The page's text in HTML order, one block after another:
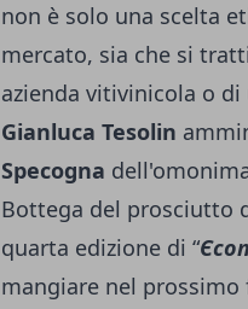
non è solo una scelta
mercato, sia che si
azienda vitivinicola o
Gianluca Tesolin
Specogna
Bottega del prosciutto
quarta edizione di “Є
mangiare nel prossimo